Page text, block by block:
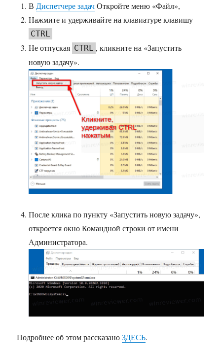
В Диспетчере задачОткройте меню «Файл»,
Нажмите и удерживайте на клавиатуре клавишу
CTRL
Не отпуская CTRL , кликните на «Запустить
новую задачу».
После клика по пункту «Запустить новую задачу»,
откроется окно Командной строки от имени
Администратора.
Подробнее об этом рассказаноЗДЕСЬ.